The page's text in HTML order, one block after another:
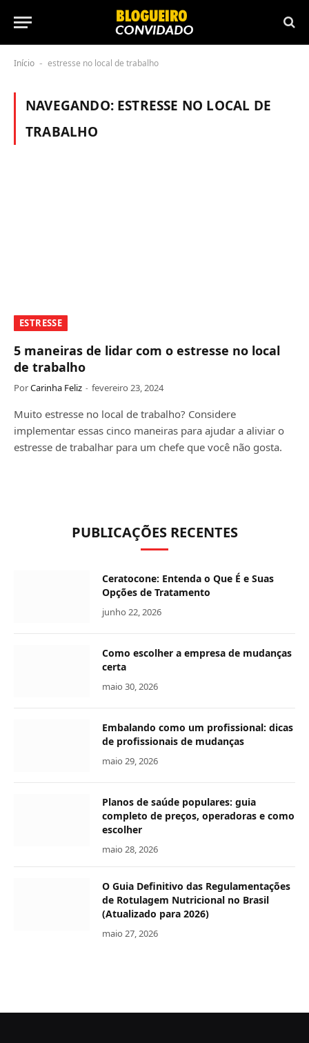
Início - estresse no local de trabalho
NAVEGANDO: ESTRESSE NO LOCAL DE
TRABALHO
ESTRESSE
5 maneiras de lidar com o estresse no local
de trabalho
PorCarinha Feliz fevereiro 23, 2024
Muito estresse no local de trabalho? Considere
implementar essas cinco maneiras para ajudar a aliviar o
estresse de trabalhar para um chefe que você não gosta.
PUBLICAÇÕES RECENTES
Ceratocone: Entenda o Que É e Suas
Opções de Tratamento
junho 22, 2026
Como escolher a empresa de mudanças
certa
maio 30, 2026
Embalando como um profissional: dicas
de profissionais de mudanças
maio 29, 2026
Planos de saúde populares: guia
completo de preços, operadoras e como
escolher
maio 28, 2026
O Guia Definitivo das Regulamentações
de Rotulagem Nutricional no Brasil
(Atualizado para 2026)
maio 27, 2026